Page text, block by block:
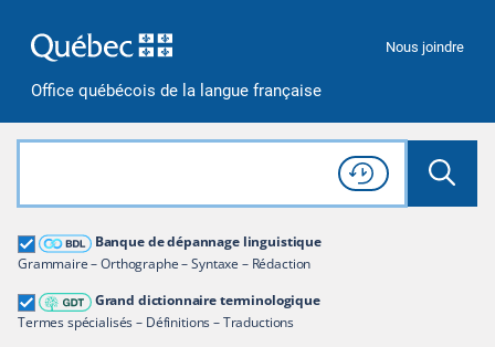
Office québécois de la langue française
Nous joindre
Rechercher dans tout le site
Lancer
Consulter l'
Historique
de recherche
Banque de dépannage linguistique
Grammaire – Orthographe – Syntaxe – Rédaction
Grand dictionnaire terminologique
Termes spécialisés – Définitions – Traductions
Grand dictionnaire terminologique
Restreindre aux termes